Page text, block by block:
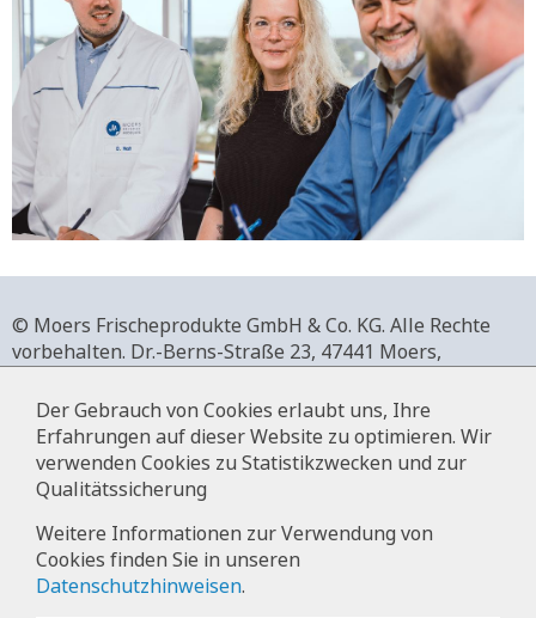
© Moers Frischeprodukte GmbH & Co. KG. Alle Rechte
vorbehalten. Dr.-Berns-Straße 23, 47441 Moers,
+49 2841 911-0,www.moers-frischeprodukte.de
Impressum
Datenschutz
Der Gebrauch von Cookies erlaubt uns, Ihre
Erfahrungen auf dieser Website zu optimieren. Wir
verwenden Cookies zu Statistikzwecken und zur
Qualitätssicherung
Weitere Informationen zur Verwendung von
Cookies finden Sie in unseren
Datenschutzhinweisen.